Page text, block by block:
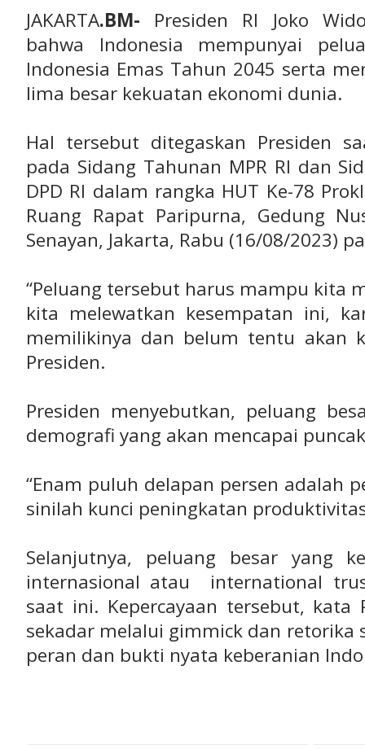
JAKARTA.BM- Presiden RI Joko
bahwa Indonesia mempunyai
Indonesia Emas Tahun 2045 serta
lima besar kekuatan ekonomi dunia.
Hal tersebut ditegaskan Presiden
pada Sidang Tahunan MPR RI dan
DPD RI dalam rangka HUT Ke-78
Ruang Rapat Paripurna, Gedung
Senayan, Jakarta, Rabu (16/08/2023)
“Peluang tersebut harus mampu kita
kita melewatkan kesempatan ini,
memilikinya dan belum tentu akan
Presiden.
Presiden menyebutkan, peluang
demografi yang akan mencapai
“Enam puluh delapan persen adalah
sinilah kunci peningkatan
Selanjutnya, peluang besar yang
internasional atau international
saat ini. Kepercayaan tersebut, kata
sekadar melalui gimmick dan retorika
peran dan bukti nyata keberanian